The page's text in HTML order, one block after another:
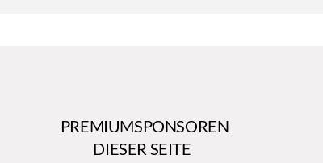
PREMIUMSPONSOREN
DIESER SEITE